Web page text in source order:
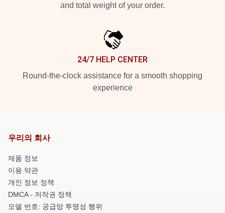
and total weight of your order.
24/7 HELP CENTER
Round-the-clock assistance for a smooth shopping
experience
우리의 회사
제품 정보
이용 약관
개인 정보 정책
DMCA - 저작권 정책
모델 번호: 공급망 투명성 행위